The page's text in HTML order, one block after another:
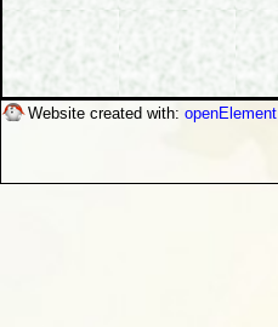
Website created with: openElement